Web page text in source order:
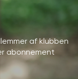
af klubben
abonnement